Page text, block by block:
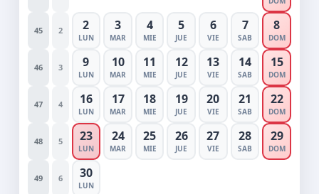
45 2 2
LUN
3
MAR
4
MIE
5
JUE
6
VIE
7
SAB
8
DOM
46 3 9
LUN
10
MAR
11
MIE
12
JUE
13
VIE
14
SAB
15
DOM
47 4 16
LUN
17
MAR
18
MIE
19
JUE
20
VIE
21
SAB
22
DOM
48 5 23
LUN
24
MAR
25
MIE
26
JUE
27
VIE
28
SAB
29
DOM
49 6 30
LUN